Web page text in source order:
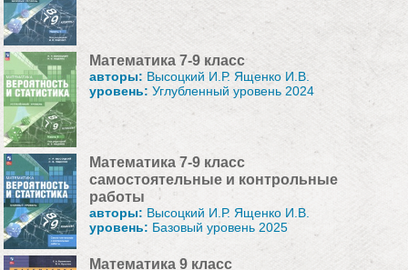
Математика 7-9 класс
авторы: Высоцкий И.Р. Ященко И.В.
уровень:Углубленный уровень 2024
Математика 7-9 класс
самостоятельные и контрольные
работы
авторы: Высоцкий И.Р. Ященко И.В.
уровень: Базовый уровень 2025
Математика 9 класс